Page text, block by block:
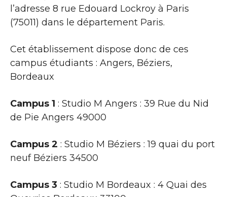
l’adresse 8 rue Edouard Lockroy à Paris
(75011) dans le département Paris.
Cet établissement dispose donc de ces
campus étudiants : Angers, Béziers,
Bordeaux
Campus 1 : Studio M Angers : 39 Rue du Nid
de Pie Angers 49000
Campus 2 : Studio M Béziers : 19 quai du port
neuf Béziers 34500
Campus 3 : Studio M Bordeaux : 4 Quai des